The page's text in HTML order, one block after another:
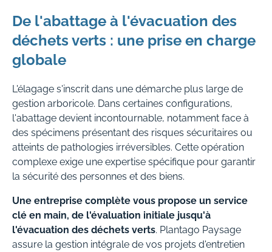
De l'abattage à l'évacuation des
déchets verts : une prise en charge
globale
L'élagage s'inscrit dans une démarche plus large de
gestion arboricole. Dans certaines configurations,
l'abattage devient incontournable, notamment face à
des spécimens présentant des risques sécuritaires ou
atteints de pathologies irréversibles. Cette opération
complexe exige une expertise spécifique pour garantir
la sécurité des personnes et des biens.
Une entreprise complète vous propose un service
clé en main, de l'évaluation initiale jusqu'à
l'évacuation des déchets verts. Plantago Paysage
assure la gestion intégrale de vos projets d'entretien